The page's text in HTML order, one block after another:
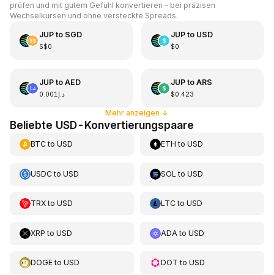
prüfen und mit gutem Gefühl konvertieren – bei präzisen
Wechselkursen und ohne versteckte Spreads.
JUPto SGD
S$0
JUPto USD
$0
JUPto AED
د.إ0.001
JUPto ARS
$0.423
Mehr anzeigen ↓
Beliebte USD-Konvertierungspaare
BTCto USD ETH toUSD
USDCto USD SOL toUSD
TRXto USD LTCtoUSD
XRP to USD ADA toUSD
DOGEto USD DOT toUSD